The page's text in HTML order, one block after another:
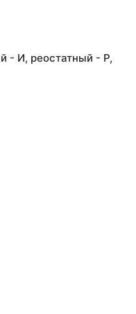
- И, реостатный - Р,